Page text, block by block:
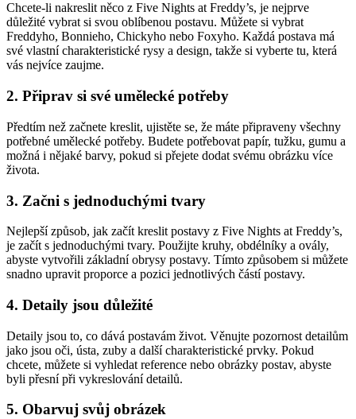
Chcete-li nakreslit něco z Five Nights at Freddy’s, je nejprve
důležité vybrat si svou oblíbenou postavu. Můžete si vybrat
Freddyho, Bonnieho, Chickyho nebo Foxyho. Každá postava má
své vlastní charakteristické rysy a design, takže si vyberte tu, která
vás nejvíce zaujme.
2. Připrav si své umělecké potřeby
Předtím než začnete kreslit, ujistěte se, že máte připraveny všechny
potřebné umělecké potřeby. Budete potřebovat papír, tužku, gumu a
možná i nějaké barvy, pokud si přejete dodat svému obrázku více
života.
3. Začni s jednoduchými tvary
Nejlepší způsob, jak začít kreslit postavy z Five Nights at Freddy’s,
je začít s jednoduchými tvary. Použijte kruhy, obdélníky a ovály,
abyste vytvořili základní obrysy postavy. Tímto způsobem si můžete
snadno upravit proporce a pozici jednotlivých částí postavy.
4. Detaily jsou důležité
Detaily jsou to, co dává postavám život. Věnujte pozornost detailům
jako jsou oči, ústa, zuby a další charakteristické prvky. Pokud
chcete, můžete si vyhledat reference nebo obrázky postav, abyste
byli přesní při vykreslování detailů.
5. Obarvuj svůj obrázek